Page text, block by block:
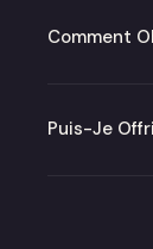
livraison.
Comment
Puis-Je